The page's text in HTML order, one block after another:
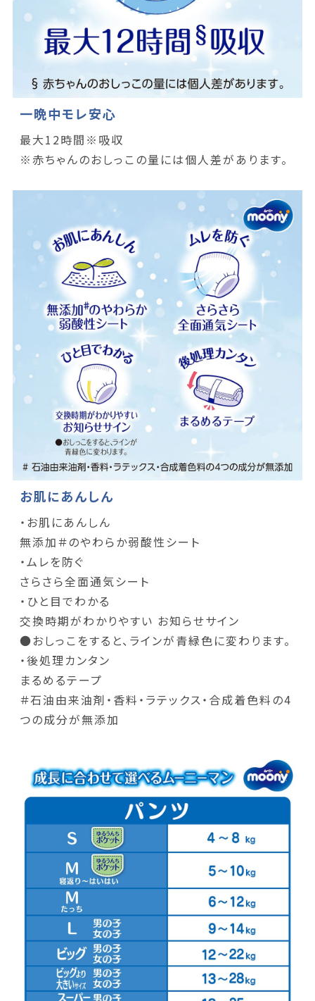
一晩中モレ安心
最大12時間※吸収
※赤ちゃんのおしっこの量には個人差があります。
お肌にあんしん
・お肌にあんしん
無添加＃のやわらか弱酸性シート
・ムレを防ぐ
さらさら全面通気シート
・ひと目でわかる
交換時期がわかりやすい お知らせサイン
●おしっこをすると、ラインが青緑色に変わります。
・後処理カンタン
まるめるテープ
＃石油由来油剤・香料・ラテックス・合成着色料の4
つの成分が無添加